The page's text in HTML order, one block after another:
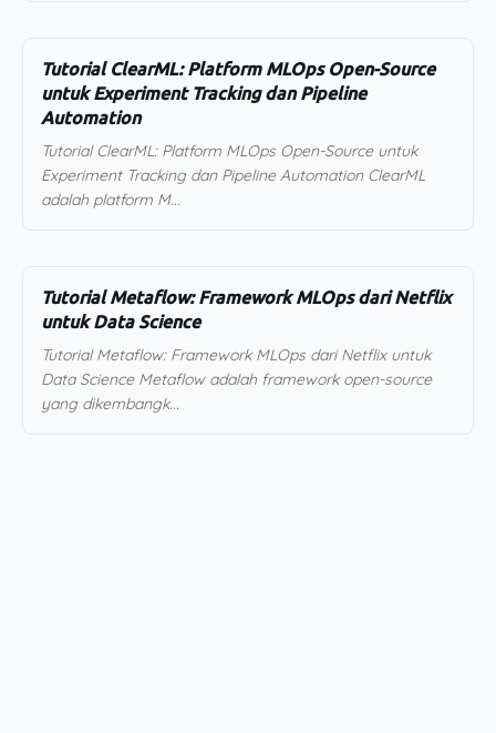
Tutorial ClearML: Platform MLOps Open-Source
untuk Experiment Tracking dan Pipeline
Automation
Tutorial ClearML: Platform MLOps Open-Source untuk
Experiment Tracking dan Pipeline Automation ClearML
adalah platform M...
Tutorial Metaflow: Framework MLOps dari Netflix
untuk Data Science
Tutorial Metaflow: Framework MLOps dari Netflix untuk
Data Science Metaflow adalah framework open-source
yang dikembangk...